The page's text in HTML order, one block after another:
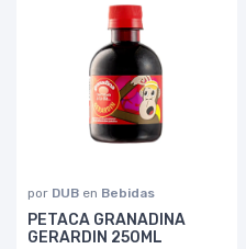
por DUB en Bebidas
PETACA GRANADINA
GERARDIN 250ML